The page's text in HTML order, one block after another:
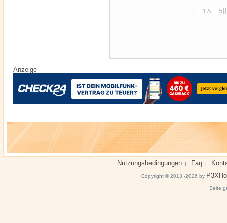
Anzeige
Nutzungsbedingungen | Faq |
Copyright © 2013 -2026 by
Seite